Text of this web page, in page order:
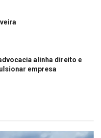
alinha direito e
empresa